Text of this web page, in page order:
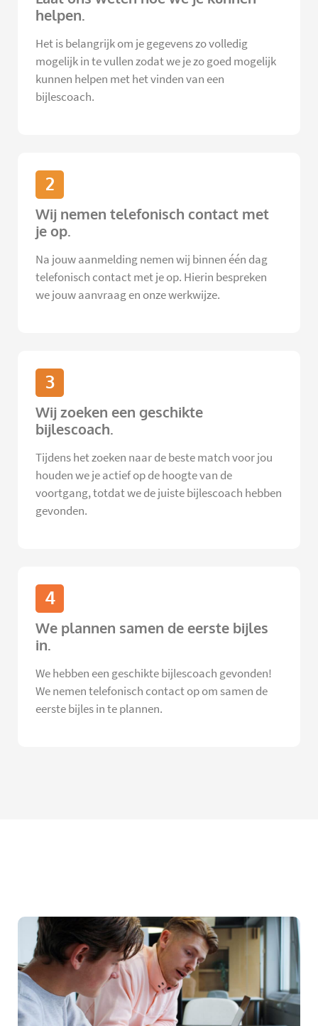
helpen.
Het is belangrijk om je gegevens zo volledig
mogelijk in te vullen zodat we je zo goed mogelijk
kunnen helpen met het vinden van een
bijlescoach.
2
Wij nemen telefonisch contact met
je op.
Na jouw aanmelding nemen wij binnen één dag
telefonisch contact met je op. Hierin bespreken
we jouw aanvraag en onze werkwijze.
3
Wij zoeken een geschikte
bijlescoach.
Tijdens het zoeken naar de beste match voor jou
houden we je actief op de hoogte van de
voortgang, totdat we de juiste bijlescoach hebben
gevonden.
4
We plannen samen de eerste bijles
in.
We hebben een geschikte bijlescoach gevonden!
We nemen telefonisch contact op om samen de
eerste bijles in te plannen.